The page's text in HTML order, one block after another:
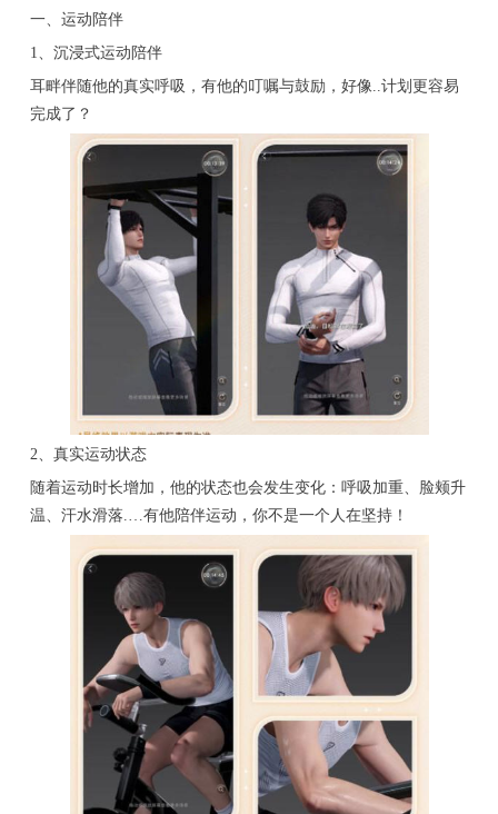
一、运动陪伴
1、沉浸式运动陪伴
耳畔伴随他的真实呼吸，有他的叮嘱与鼓励，好像..计划更容易
完成了？
2、真实运动状态
随着运动时长增加，他的状态也会发生变化：呼吸加重、脸颊升
温、汗水滑落.…有他陪伴运动，你不是一个人在坚持！